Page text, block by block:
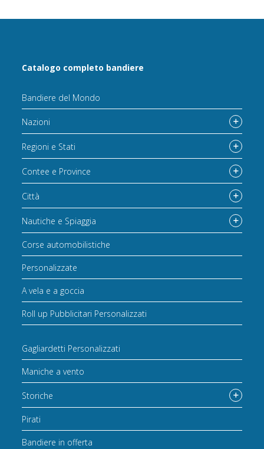
Catalogo completo bandiere
Bandiere del Mondo
Nazioni
Regioni e Stati
Contee e Province
Città
Nautiche e Spiaggia
Corse automobilistiche
Personalizzate
A vela e a goccia
Roll up Pubblicitari Personalizzati
Gagliardetti Personalizzati
Maniche a vento
Storiche
Pirati
Bandiere in offerta